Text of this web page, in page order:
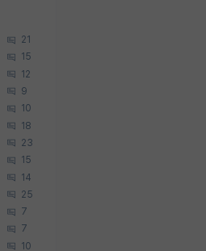
21
15
12
9
10
18
23
15
14
25
7
7
10